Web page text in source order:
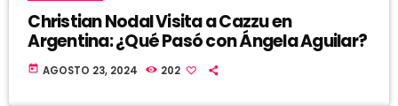
Christian Nodal Visita a Cazzu en
Argentina: ¿Qué Pasó con Ángela Aguilar?
today AGOSTO 23, 2024 202